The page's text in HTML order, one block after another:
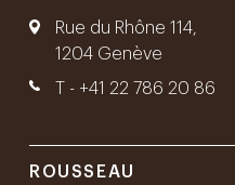
Rue du Rhône 114,
1204 Genève
T - +41 22 786 20 86
ROUSSEAU